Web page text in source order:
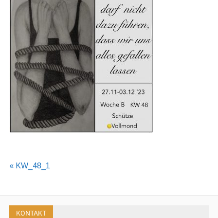
Beitragsnavigation
« KW_48_1
KONTAKT